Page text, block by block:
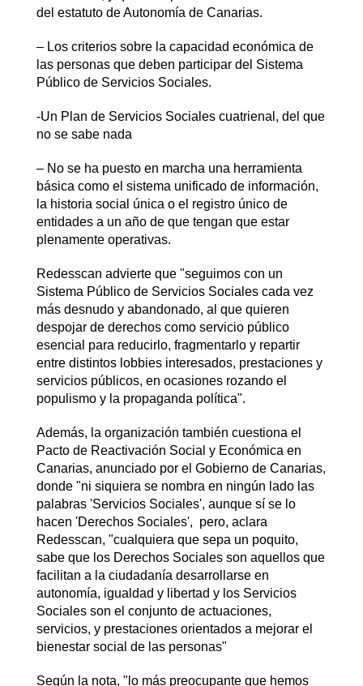
del estatuto de Autonomía de Canarias.
– Los criterios sobre la capacidad económica de
las personas que deben participar del Sistema
Público de Servicios Sociales.
-Un Plan de Servicios Sociales cuatrienal, del que
no se sabe nada
– No se ha puesto en marcha una herramienta
básica como el sistema unificado de información,
la historia social única o el registro único de
entidades a un año de que tengan que estar
plenamente operativas.
Redesscan advierte que "seguimos con un
Sistema Público de Servicios Sociales cada vez
más desnudo y abandonado, al que quieren
despojar de derechos como servicio público
esencial para reducirlo, fragmentarlo y repartir
entre distintos lobbies interesados, prestaciones y
servicios públicos, en ocasiones rozando el
populismo y la propaganda política".
Además, la organización también cuestiona el
Pacto de Reactivación Social y Económica en
Canarias, anunciado por el Gobierno de Canarias,
donde "ni siquiera se nombra en ningún lado las
palabras 'Servicios Sociales', aunque sí se lo
hacen 'Derechos Sociales', pero, aclara
Redesscan, "cualquiera que sepa un poquito,
sabe que los Derechos Sociales son aquellos que
facilitan a la ciudadanía desarrollarse en
autonomía, igualdad y libertad y los Servicios
Sociales son el conjunto de actuaciones,
servicios, y prestaciones orientados a mejorar el
bienestar social de las personas"
Según la nota, "lo más preocupante que hemos